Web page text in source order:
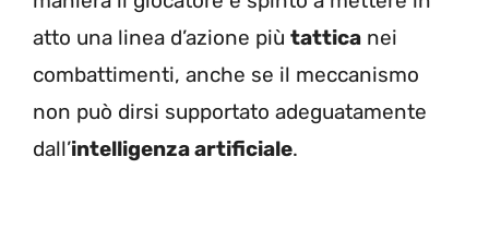
atto una linea d’azione più tattica nei
combattimenti, anche se il meccanismo
non può dirsi supportato adeguatamente
dall’intelligenza artificiale.